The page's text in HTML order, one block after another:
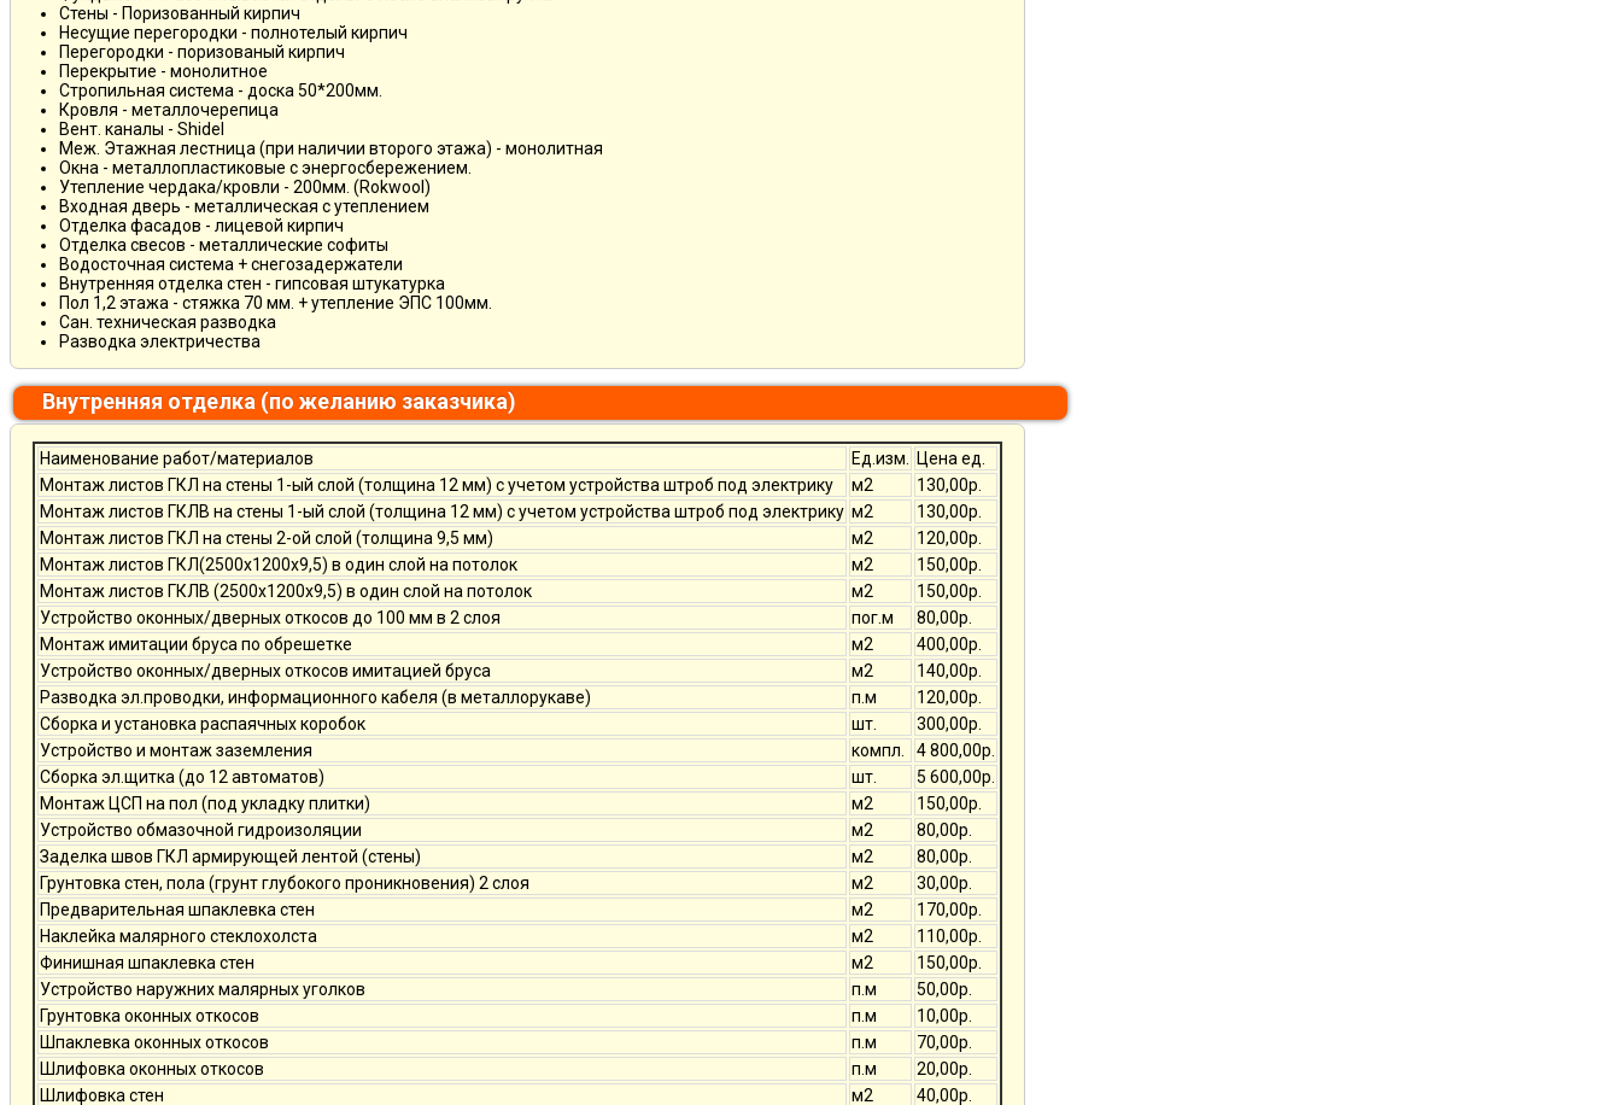
Стены - Поризованный кирпич
Несущие перегородки - полнотелый кирпич
Перегородки - поризованый кирпич
Перекрытие - монолитное
Стропильная система - доска 50*200мм.
Кровля - металлочерепица
Вент. каналы - Shidel
Меж. Этажная лестница (при наличии второго этажа) - монолитная
Окна - металлопластиковые с энергосбережением.
Утепление чердака/кровли - 200мм. (Rokwool)
Входная дверь - металлическая с утеплением
Отделка фасадов - лицевой кирпич
Отделка свесов - металлические софиты
Водосточная система + снегозадержатели
Внутренняя отделка стен - гипсовая штукатурка
Пол 1,2 этажа - стяжка 70 мм. + утепление ЭПС 100мм.
Сан. техническая разводка
Разводка электричества
Внутренняя отделка (по желанию заказчика)
Наименование работ/материалов Ед.изм.
Цена ед.
Монтаж листов ГКЛ на стены 1-ый слой (толщина 12 мм) с учетом устройства штроб под электрику
м2
130,00р.
Монтаж листов ГКЛВ на стены 1-ый слой (толщина 12 мм) с учетом устройства штроб под электрику м2
130,00р.
Монтаж листов ГКЛ на стены 2-ой слой (толщина 9,5 мм)
м2
120,00р.
Монтаж листов ГКЛ(2500х1200х9,5) в один слой на потолок
м2
150,00р.
Монтаж листов ГКЛВ (2500х1200х9,5) в один слой на потолок
м2
150,00р.
Устройство оконных/дверных откосов до 100 мм в 2 слоя
пог.м
80,00р.
Монтаж имитации бруса по обрешетке
м2
400,00р.
Устройство оконных/дверных откосов имитацией бруса
м2
140,00р.
Разводка эл.проводки, информационного кабеля (в металлорукаве)
п.м
120,00р.
Сборка и установка распаячных коробок
шт.
300,00р.
Устройство и монтаж заземления
компл.
4 800,00р.
Сборка эл.щитка (до 12 автоматов)
шт.
5 600,00р.
Монтаж ЦСП на пол (под укладку плитки)
м2
150,00р.
Устройство обмазочной гидроизоляции
м2
80,00р.
Заделка швов ГКЛ армирующей лентой (стены)
м2
80,00р.
Грунтовка стен, пола (грунт глубокого проникновения) 2 слоя
м2
30,00р.
Предварительная шпаклевка стен
м2
170,00р.
Наклейка малярного стеклохолста
м2
110,00р.
Финишная шпаклевка стен
м2
150,00р.
Устройство наружних малярных уголков
п.м
50,00р.
Грунтовка оконных откосов
п.м
10,00р.
Шпаклевка оконных откосов
п.м
70,00р.
Шлифовка оконных откосов
п.м
20,00р.
Шлифовка стен
м2 40,00р.